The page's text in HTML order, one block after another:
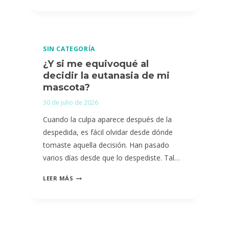
A
AFRONTAR
LA
MUERTE
DE
SU
MASCOTA?
SIN CATEGORÍA
¿Y si me equivoqué al
decidir la eutanasia de mi
mascota?
30 de julio de 2026
Cuando la culpa aparece después de la
despedida, es fácil olvidar desde dónde
tomaste aquella decisión. Han pasado
varios días desde que lo despediste. Tal…
LEER MÁS ¿Y